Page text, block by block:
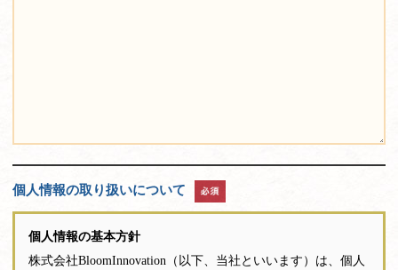
個人情報の取り扱いについて
個人情報の基本方針
株式会社BloomInnovation（以下、当社といいます）は、個人